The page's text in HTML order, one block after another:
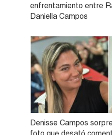
enfrentamiento entre
Daniella Campos
Denisse Campos